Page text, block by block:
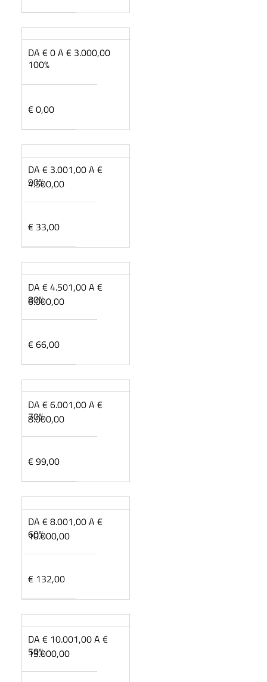
DA € 0 A € 3.000,00
100%
€ 0,00
DA € 3.001,00 A €
4.500,00
90%
€ 33,00
DA € 4.501,00 A €
6.000,00
80%
€ 66,00
DA € 6.001,00 A €
8.000,00
70%
€ 99,00
DA € 8.001,00 A €
10.000,00
60%
€ 132,00
DA € 10.001,00 A €
13.000,00
50%